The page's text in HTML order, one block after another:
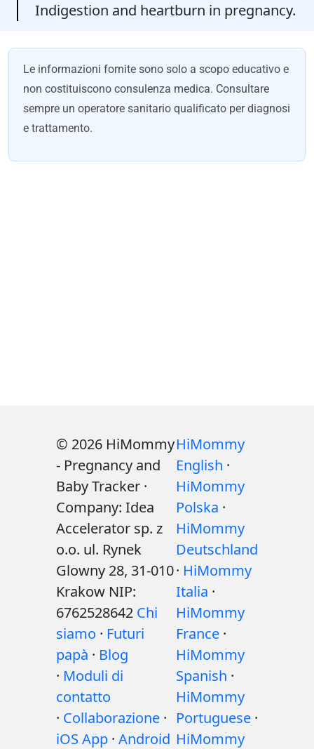
Indigestion and heartburn in pregnancy.
Le informazioni fornite sono solo a scopo educativo e
non costituiscono consulenza medica. Consultare
sempre un operatore sanitario qualificato per diagnosi
e trattamento.
© 2026 HiMommy
- Pregnancy and
Baby Tracker ·
Company: Idea
Accelerator sp. z
o.o. ul. Rynek
Glowny 28, 31-010
Krakow NIP:
6762528642 Chi
siamo · Futuri
papà · Blog
· Moduli di
contatto
· Collaborazione ·
iOS App · Android
HiMommy
English ·
HiMommy
Polska ·
HiMommy
Deutschland
· HiMommy
Italia ·
HiMommy
France ·
HiMommy
Spanish ·
HiMommy
Portuguese ·
HiMommy